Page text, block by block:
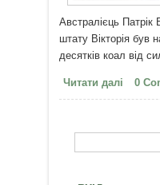
Австралієць Патрік
штату Вікторія був
десятків коал від
Читати далі про
коал
0